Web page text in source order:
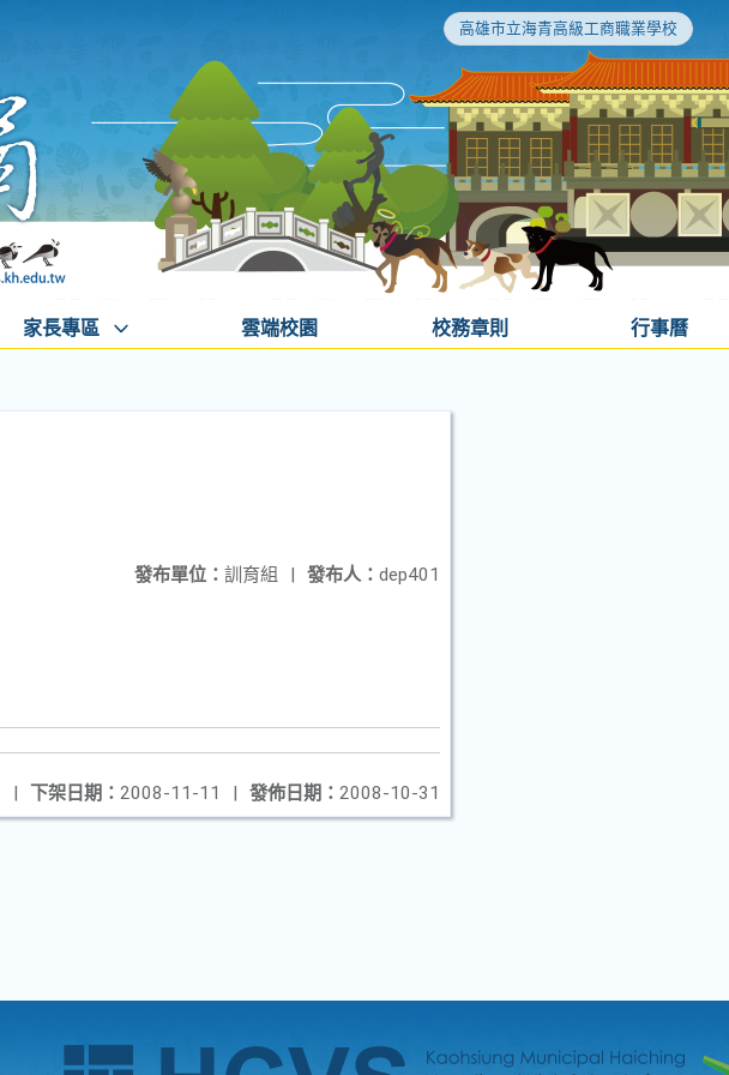
高雄市立海青高級工商職業學校
家長專區 雲端校園 校務章則 行事曆
發布人： dep401
發布單位： 訓育組 |
發佈日期： 2008-10-31
下架日期： 2008-11-11 |
|